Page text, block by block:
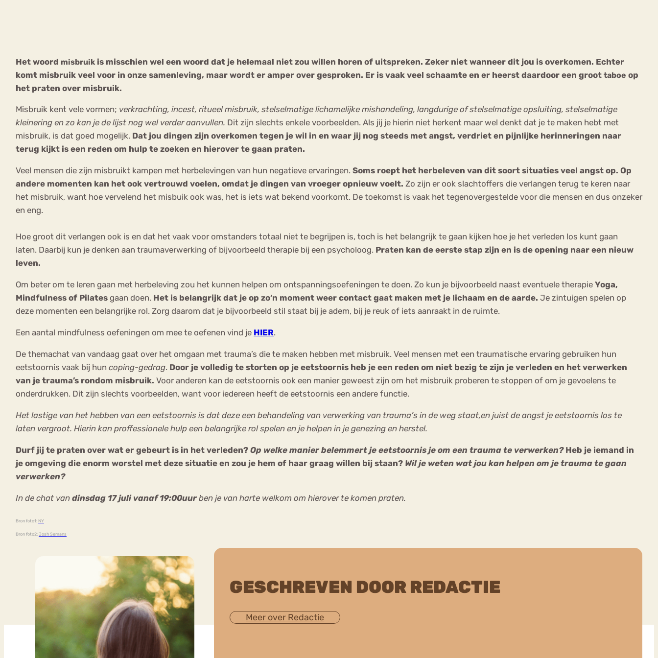
Het woord misbruik is misschien wel een woord dat je helemaal niet zou willen horen of uitspreken. Zeker niet wanneer dit jou is overkomen. Echter
komt misbruik veel voor in onze samenleving, maar wordt er amper over gesproken. Er is vaak veel schaamte en er heerst daardoor een groot taboe op
het praten over misbruik.
Misbruik kent vele vormen; verkrachting, incest, ritueel misbruik, stelselmatige lichamelijke mishandeling, langdurige of stelselmatige opsluiting, stelselmatige
kleinering en zo kan je de lijst nog wel verder aanvullen. Dit zijn slechts enkele voorbeelden. Als jij je hierin niet herkent maar wel denkt dat je te maken hebt met
misbruik, is dat goed mogelijk. Dat jou dingen zijn overkomen tegen je wil in en waar jij nog steeds met angst, verdriet en pijnlijke herinneringen naar
terug kijkt is een reden om hulp te zoeken en hierover te gaan praten.
Veel mensen die zijn misbruikt kampen met herbelevingen van hun negatieve ervaringen. Soms roept het herbeleven van dit soort situaties veel angst op. Op
andere momenten kan het ook vertrouwd voelen, omdat je dingen van vroeger opnieuw voelt. Zo zijn er ook slachtoffers die verlangen terug te keren naar
het misbruik, want hoe vervelend het misbuik ook was, het is iets wat bekend voorkomt. De toekomst is vaak het tegenovergestelde voor die mensen en dus onzeker
en eng.
Hoe groot dit verlangen ook is en dat het vaak voor omstanders totaal niet te begrijpen is, toch is het belangrijk te gaan kijken hoe je het verleden los kunt gaan
laten. Daarbij kun je denken aan traumaverwerking of bijvoorbeeld therapie bij een psycholoog. Praten kan de eerste stap zijn en is de opening naar een nieuw
leven.
Om beter om te leren gaan met herbeleving zou het kunnen helpen om ontspanningsoefeningen te doen. Zo kun je bijvoorbeeld naast eventuele therapie Yoga,
Mindfulness of Pilates gaan doen. Het is belangrijk dat je op zo’n moment weer contact gaat maken met je lichaam en de aarde. Je zintuigen spelen op
deze momenten een belangrijke rol. Zorg daarom dat je bijvoorbeeld stil staat bij je adem, bij je reuk of iets aanraakt in de ruimte.
Een aantal mindfulness oefeningen om mee te oefenen vind je HIER.
De themachat van vandaag gaat over het omgaan met trauma’s die te maken hebben met misbruik. Veel mensen met een traumatische ervaring gebruiken hun
eetstoornis vaak bij hun coping-gedrag. Door je volledig te storten op je eetstoornis heb je een reden om niet bezig te zijn je verleden en het verwerken
van je trauma’s rondom misbruik. Voor anderen kan de eetstoornis ook een manier geweest zijn om het misbruik proberen te stoppen of om je gevoelens te
onderdrukken. Dit zijn slechts voorbeelden, want voor iedereen heeft de eetstoornis een andere functie.
Het lastige van het hebben van een eetstoornis is dat deze een behandeling van verwerking van trauma’s in de weg staat,en juist de angst je eetstoornis los te
laten vergroot. Hierin kan proffessionele hulp een belangrijke rol spelen en je helpen in je genezing en herstel.
Durf jij te praten over wat er gebeurt is in het verleden? Op welke manier belemmert je eetstoornis je om een trauma te verwerken?Heb je iemand in
je omgeving die enorm worstel met deze situatie en zou je hem of haar graag willen bij staan? Wil je weten wat jou kan helpen om je trauma te gaan
verwerken?
In de chat van dinsdag 17 juli vanaf 19:00uur ben je van harte welkom om hierover te komen praten.
Bron foto1: NY
Bron foto2: Josh Semans
GESCHREVEN DOOR REDACTIE
Meer over Redactie
Boulimia Nervosa
Orthorexia
Afvallen Angst